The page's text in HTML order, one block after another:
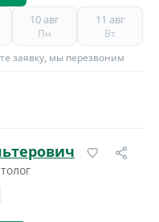
10 авг
Пн
11 авг
Вт
заявку, мы перезвоним